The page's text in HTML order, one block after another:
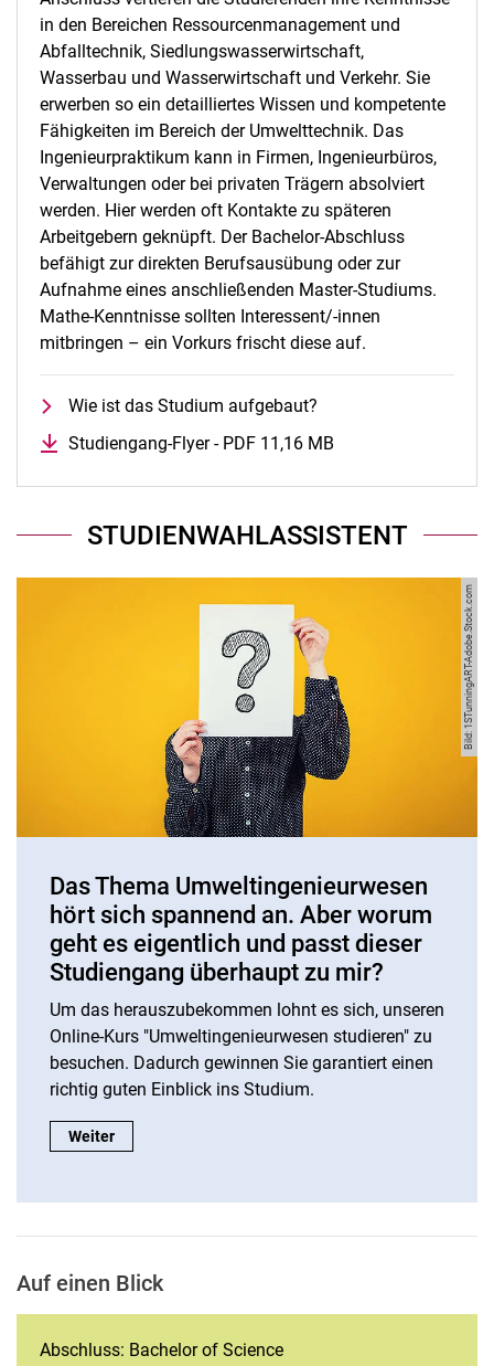
in den Bereichen Ressourcenmanagement und
Abfalltechnik, Siedlungswasserwirtschaft,
Wasserbau und Wasserwirtschaft und Verkehr. Sie
erwerben so ein detailliertes Wissen und kompetente
Fähigkeiten im Bereich der Umwelttechnik. Das
Ingenieurpraktikum kann in Firmen, Ingenieurbüros,
Verwaltungen oder bei privaten Trägern absolviert
werden. Hier werden oft Kontakte zu späteren
Arbeitgebern geknüpft. Der Bachelor-Abschluss
befähigt zur direkten Berufsausübung oder zur
Aufnahme eines anschließenden Master-Studiums.
Mathe-Kenntnisse sollten Interessent/-innen
mitbringen – ein Vorkurs frischt diese auf.
Wie ist das Stu­di­um auf­ge­baut?
Studiengang-Flyer - PDF 11,16 MB
STUDIENWAHLASSISTENT
Bild: 1STunningART-Adobe.Stock.com
Das Thema Umweltingenieurwesen
hört sich spannend an. Aber worum
geht es eigentlich und passt dieser
Studiengang überhaupt zu mir?
Um das herauszubekommen lohnt es sich, unseren
Online-Kurs "Umweltingenieurwesen studieren" zu
besuchen. Dadurch gewinnen Sie garantiert einen
richtig guten Einblick ins Studium.
Das Thema Umweltingenieurwesen hört sich spannend an.
Weiter
Auf einen Blick
Abschluss: Bachelor of Science